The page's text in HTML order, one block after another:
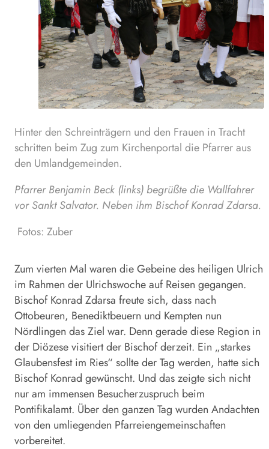
Hinter den Schreinträgern und den Frauen in Tracht
schritten beim Zug zum Kirchenportal die Pfarrer aus
den Umlandgemeinden.
Pfarrer Benjamin Beck (links) begrüßte die Wallfahrer
vor Sankt Salvator. Neben ihm Bischof Konrad Zdarsa.
Fotos: Zuber
Zum vierten Mal waren die Gebeine des heiligen Ulrich
im Rahmen der Ulrichswoche auf Reisen gegangen.
Bischof Konrad Zdarsa freute sich, dass nach
Ottobeuren, Benediktbeuern und Kempten nun
Nördlingen das Ziel war. Denn gerade diese Region in
der Diözese visitiert der Bischof derzeit. Ein „starkes
Glaubensfest im Ries“ sollte der Tag werden, hatte sich
Bischof Konrad gewünscht. Und das zeigte sich nicht
nur am immensen Besucherzuspruch beim
Pontifikalamt. Über den ganzen Tag wurden Andachten
von den umliegenden Pfarreiengemeinschaften
vorbereitet.